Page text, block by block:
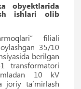
obyektlarida
ishlari olib
filiali
35/10
berilgan
transformatori
10 kV
joriy ta’mirlash